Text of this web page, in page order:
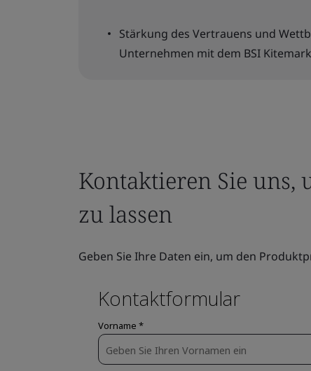
Stärkung des Vertrauens und
Unternehmen mit dem BSI Kitemark
Kontaktieren Sie
zu lassen
Geben Sie Ihre Daten ein, um den